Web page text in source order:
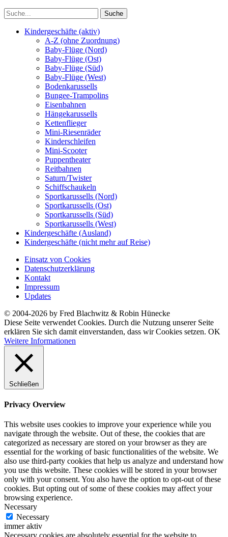
Kindergeschäfte (aktiv)
A-Z (ohne Zuordnung)
Baby-Flüge (Nord)
Baby-Flüge (Ost)
Baby-Flüge (Süd)
Baby-Flüge (West)
Bodenkarussells
Bungee-Trampolins
Eisenbahnen
Hängekarussells
Kettenflieger
Mini-Riesenräder
Kinderschleifen
Mini-Scooter
Puppentheater
Reitbahnen
Saturn/Twister
Schiffschaukeln
Sportkarussells (Nord)
Sportkarussells (Ost)
Sportkarussells (Süd)
Sportkarussells (West)
Kindergeschäfte (Ausland)
Kindergeschäfte (nicht mehr auf Reise)
Einsatz von Cookies
Datenschutzerklärung
Kontakt
Impressum
Updates
© 2004-2026 by Fred Blachwitz & Robin Hünecke
Diese Seite verwendet Cookies. Durch die Nutzung unserer Seite
erklären Sie sich damit einverstanden, dass wir Cookies setzen. OK
Weitere Informationen
Schließen
Privacy Overview
This website uses cookies to improve your experience while you
navigate through the website. Out of these, the cookies that are
categorized as necessary are stored on your browser as they are
essential for the working of basic functionalities of the website. We
also use third-party cookies that help us analyze and understand how
you use this website. These cookies will be stored in your browser
only with your consent. You also have the option to opt-out of these
cookies. But opting out of some of these cookies may affect your
browsing experience.
Necessary
Necessary
immer aktiv